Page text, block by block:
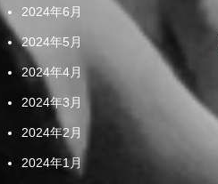
2024年6月
2024年5月
2024年4月
2024年3月
2024年2月
2024年1月